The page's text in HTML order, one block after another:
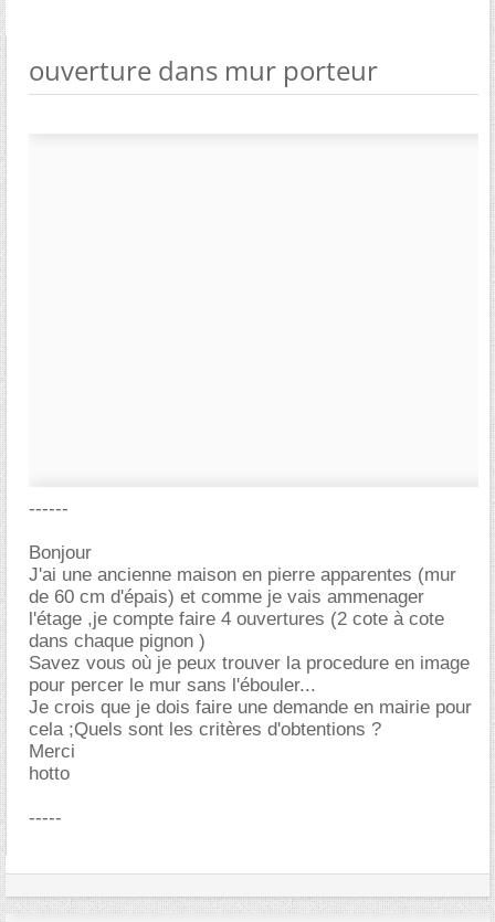
ouverture dans mur porteur
------
Bonjour
J'ai une ancienne maison en pierre apparentes (mur
de 60 cm d'épais) et comme je vais ammenager
l'étage ,je compte faire 4 ouvertures (2 cote à cote
dans chaque pignon )
Savez vous où je peux trouver la procedure en image
pour percer le mur sans l'ébouler...
Je crois que je dois faire une demande en mairie pour
cela ;Quels sont les critères d'obtentions ?
Merci
hotto
-----